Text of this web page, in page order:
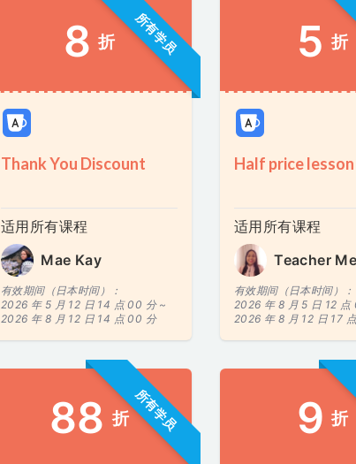
所有学员
8 折
Thank You Discount
适用所有课程
Mae Kay
有效期间（日本时间）：
2026 年 5 月 12 日 14 点 00 分 ~
2026 年 8 月 12 日 14 点 00 分
5 折
Half price lesson
适用所有课程
Teacher
有效期间（日本时间）：
2026 年 8 月 5 日 12 点
2026 年 8 月 12 日 17
所有学员
88 折 9 折